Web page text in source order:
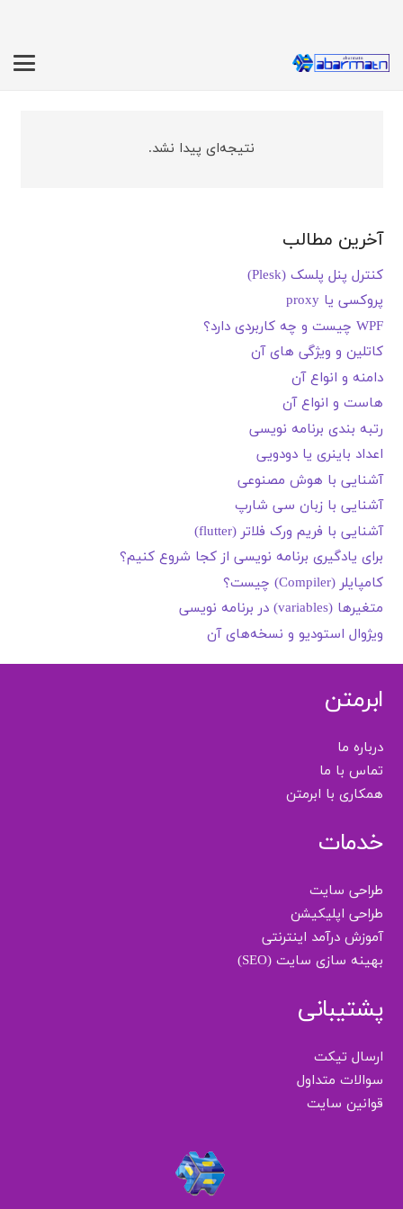
نتیجه‌ای پیدا نشد.
آخرین مطالب
کنترل پنل پلسک (Plesk)
پروکسی یا proxy
WPF چیست و چه کاربردی دارد؟
کاتلین و ویژگی های آن
دامنه و انواع آن
هاست و انواع آن
رتبه بندی برنامه نویسی
اعداد باینری یا دودویی
آشنایی با هوش مصنوعی
آشنایی با زبان سی شارپ
آشنایی با فریم ورک فلاتر (flutter)
برای یادگیری برنامه نویسی از کجا شروع کنیم؟
کامپایلر (Compiler) چیست؟
متغیرها (variables) در برنامه نویسی
ویژوال استودیو و نسخه‌های آن
ابرمتن
درباره ما
تماس با ما
همکاری با ابرمتن
خدمات
طراحی سایت
طراحی اپلیکیشن
آموزش درآمد اینترنتی
بهینه سازی سایت (SEO)
پشتیبانی
ارسال تیکت
سوالات متداول
قوانین سایت